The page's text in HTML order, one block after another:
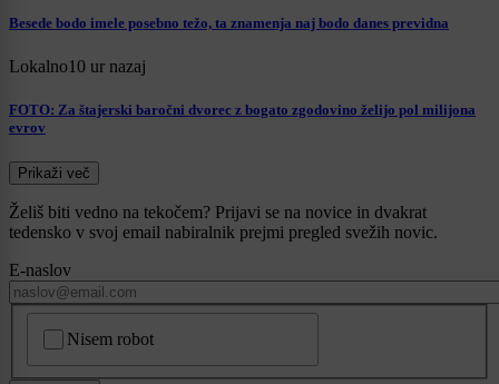
Besede bodo imele posebno težo, ta znamenja naj bodo danes previdna
Lokalno10 ur nazaj
FOTO: Za štajerski baročni dvorec z bogato zgodovino želijo pol milijona
evrov
Prikaži več
Želiš biti vedno na tekočem? Prijavi se na novice in dvakrat
tedensko v svoj email nabiralnik prejmi pregled svežih novic.
E-naslov
Nisem robot